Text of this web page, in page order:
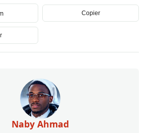
Copier
Naby Ahmad